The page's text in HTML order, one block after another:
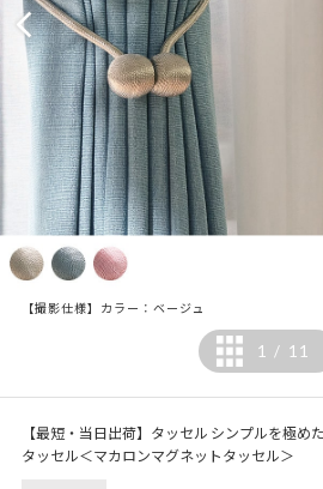
【撮影仕様】カラー：ベージュ
1 / 11
【最短・当日出荷】タッセル シンプルを極め
タッセル＜マカロンマグネットタッセル＞